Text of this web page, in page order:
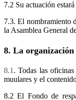
7.2 Su actuación
7.3. El nombramiento
la Asamblea General
8. La
8.1 . Todas las
muulares y el
8.2 El Fondo de